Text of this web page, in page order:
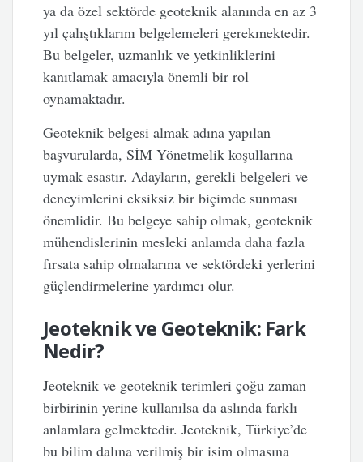
ya da özel sektörde geoteknik alanında en az 3
yıl çalıştıklarını belgelemeleri gerekmektedir.
Bu belgeler, uzmanlık ve yetkinliklerini
kanıtlamak amacıyla önemli bir rol
oynamaktadır.
Geoteknik belgesi almak adına yapılan
başvurularda, SİM Yönetmelik koşullarına
uymak esastır. Adayların, gerekli belgeleri ve
deneyimlerini eksiksiz bir biçimde sunması
önemlidir. Bu belgeye sahip olmak, geoteknik
mühendislerinin mesleki anlamda daha fazla
fırsata sahip olmalarına ve sektördeki yerlerini
güçlendirmelerine yardımcı olur.
Jeoteknik ve Geoteknik: Fark
Nedir?
Jeoteknik ve geoteknik terimleri çoğu zaman
birbirinin yerine kullanılsa da aslında farklı
anlamlara gelmektedir. Jeoteknik, Türkiye’de
bu bilim dalına verilmiş bir isim olmasına